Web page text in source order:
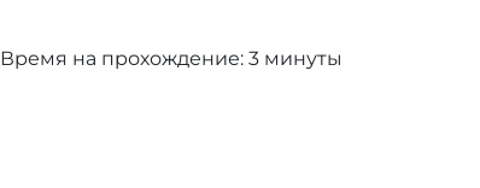
Время на прохождение: 3 минуты